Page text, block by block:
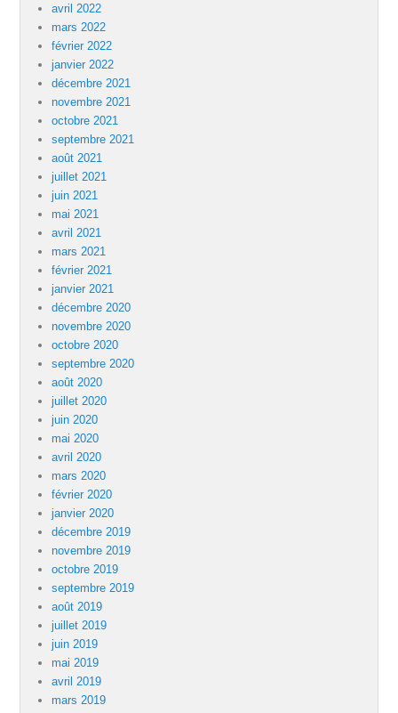
avril 2022
mars 2022
février 2022
janvier 2022
décembre 2021
novembre 2021
octobre 2021
septembre 2021
août 2021
juillet 2021
juin 2021
mai 2021
avril 2021
mars 2021
février 2021
janvier 2021
décembre 2020
novembre 2020
octobre 2020
septembre 2020
août 2020
juillet 2020
juin 2020
mai 2020
avril 2020
mars 2020
février 2020
janvier 2020
décembre 2019
novembre 2019
octobre 2019
septembre 2019
août 2019
juillet 2019
juin 2019
mai 2019
avril 2019
mars 2019